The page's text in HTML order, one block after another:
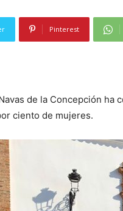
Pinterest
de la Concepción
ciento de mujeres.